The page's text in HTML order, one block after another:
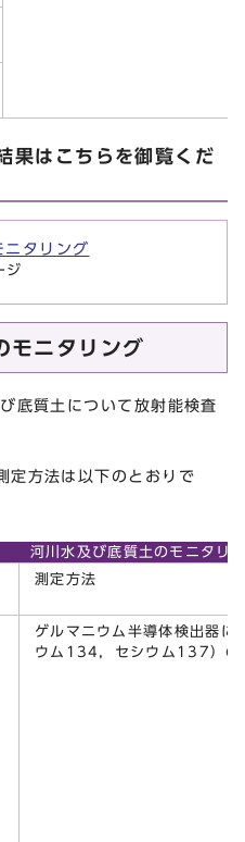
果はこちらを御覧くだ
ニタリング
ジ
モニタリング
底質土について放射能検査
定方法は以下のとおりで
河川水及び底質土のモニタリ
測定方法
ゲルマニウム半導体検出器
ウム134，セシウム137）の